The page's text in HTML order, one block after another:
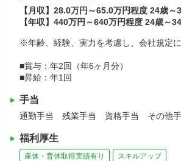
【月収】28.0万円～65.0万円程度 24歳～
【年収】440万円～640万円程度 24歳～
※年齢、経験、実力を考慮し、会社規定に
■賞与：年2回（年6ヶ月分）
■昇給：年1回
手当
通勤手当 残業手当 資格手当 その他手
福利厚生
産休・育休取得実績有り スキルアップ